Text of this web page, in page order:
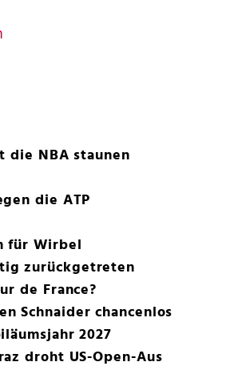
die NBA staunen
die ATP
für Wirbel
zurückgetreten
de France?
Schnaider chancenlos
2027
droht US-Open-Aus